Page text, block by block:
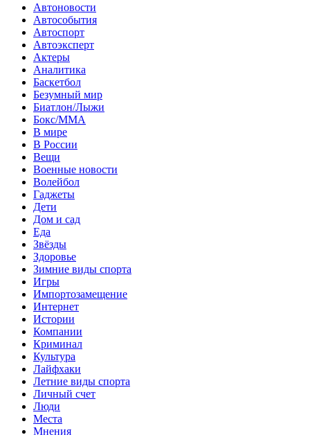
Автоновости
Автособытия
Автоспорт
Автоэксперт
Актеры
Аналитика
Баскетбол
Безумный мир
Биатлон/Лыжи
Бокс/MMA
В мире
В России
Вещи
Военные новости
Волейбол
Гаджеты
Дети
Дом и сад
Еда
Звёзды
Здоровье
Зимние виды спорта
Игры
Импортозамещение
Интернет
Истории
Компании
Криминал
Культура
Лайфхаки
Летние виды спорта
Личный счет
Люди
Места
Мнения